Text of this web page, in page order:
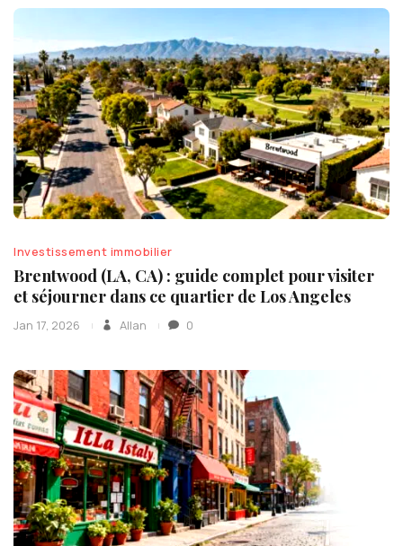
Investissement immobilier
Brentwood (LA, CA) : guide complet pour visiter
et séjourner dans ce quartier de Los Angeles
Jan 17, 2026 Allan 0